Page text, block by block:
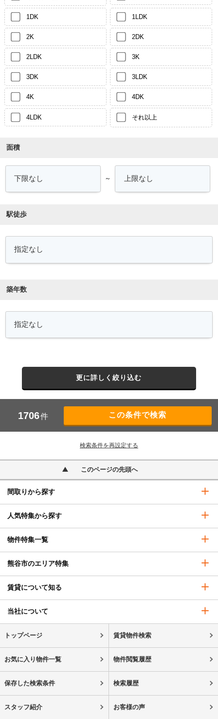
1DK 1LDK
2K 2DK
2LDK 3K
3DK 3LDK
4K 4DK
4LDK それ以上
面積
～
駅徒歩
築年数
更に詳しく絞り込む
1706件
検索条件を再設定する
このページの先頭へ
間取りから探す
人気特集から探す
物件特集一覧
熊谷市のエリア特集
賃貸について知る
当社について
トップページ 賃貸物件検索
お気に入り物件一覧 物件閲覧履歴
保存した検索条件 検索履歴
スタッフ紹介 お客様の声